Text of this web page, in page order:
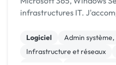
infrastructures IT.
numérique.
Logiciel
Admin
Infrastructure et réseaux